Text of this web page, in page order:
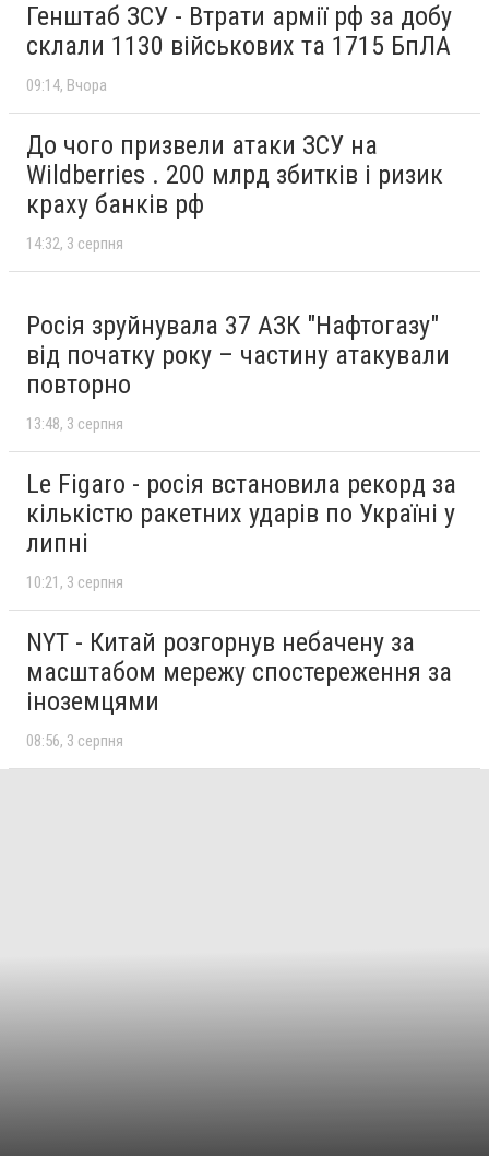
Генштаб ЗСУ - Втрати армії рф за добу
склали 1130 військових та 1715 БпЛА
09:14 Вчора
До чого призвели атаки ЗСУ на
Wildberries . 200 млрд збитків і ризик
краху банків рф
14:32 3 серпня
Росія зруйнувала 37 АЗК "Нафтогазу"
від початку року – частину атакували
повторно
13:48 3 серпня
Le Figaro - росія встановила рекорд за
кількістю ракетних ударів по Україні у
липні
10:21 3 серпня
NYT - Китай розгорнув небачену за
масштабом мережу спостереження за
іноземцями
08:56 3 серпня